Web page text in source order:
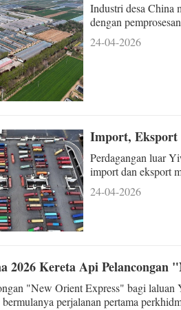
Industri desa China
dengan
menampakkan
24-04-2026
Import, Eksport
Perdagangan luar
import dan eksport
tahun ini.
24-04-2026
2026 Kereta Api
"New Orient Express" bagi
perjalanan pertama